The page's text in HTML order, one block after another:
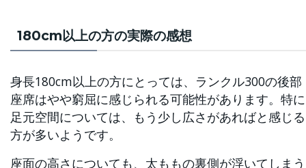
180cm以上の方の実際の感想
身長180cm以上の方にとっては、ランクル300の後部
座席はやや窮屈に感じられる可能性があります。特に
足元空間については、もう少し広さがあればと感じる
方が多いようです。
座面の高さについても、太ももの裏側が浮いてしまう